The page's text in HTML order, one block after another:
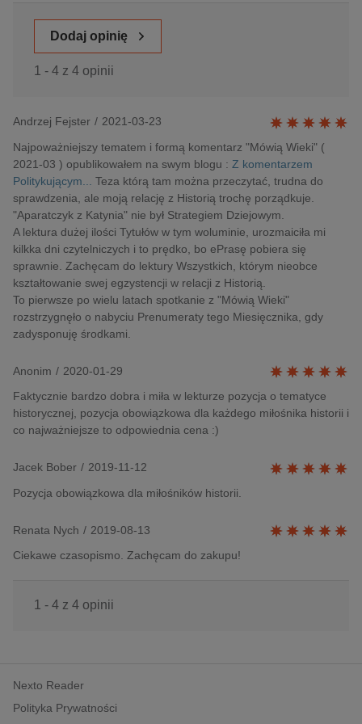
Dodaj opinię
1 - 4 z 4 opinii
Andrzej Fejster / 2021-03-23
Najpoważniejszy tematem i formą komentarz "Mówią Wieki" (
2021-03 ) opublikowałem na swym blogu : Z komentarzem
Politykującym... Teza którą tam można przeczytać, trudna do
sprawdzenia, ale moją relację z Historią trochę porządkuje.
"Aparatczyk z Katynia" nie był Strategiem Dziejowym.
A lektura dużej ilości Tytułów w tym woluminie, urozmaiciła mi
kilkka dni czytelniczych i to prędko, bo ePrasę pobiera się
sprawnie. Zachęcam do lektury Wszystkich, którym nieobce
kształtowanie swej egzystencji w relacji z Historią.
To pierwsze po wielu latach spotkanie z "Mówią Wieki"
rozstrzygnęło o nabyciu Prenumeraty tego Miesięcznika, gdy
zadysponuję środkami.
Anonim / 2020-01-29
Faktycznie bardzo dobra i miła w lekturze pozycja o tematyce
historycznej, pozycja obowiązkowa dla każdego miłośnika historii i
co najważniejsze to odpowiednia cena :)
Jacek Bober / 2019-11-12
Pozycja obowiązkowa dla miłośników historii.
Renata Nych / 2019-08-13
Ciekawe czasopismo. Zachęcam do zakupu!
1 - 4 z 4 opinii
Nexto Reader
Polityka Prywatności